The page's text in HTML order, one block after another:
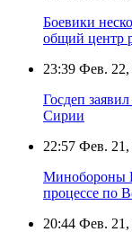
Боевики
общий центр
23:39 Фев. 22,
Госдеп
Сирии
22:57 Фев. 21,
Минобороны
процессе по
20:44 Фев. 21,